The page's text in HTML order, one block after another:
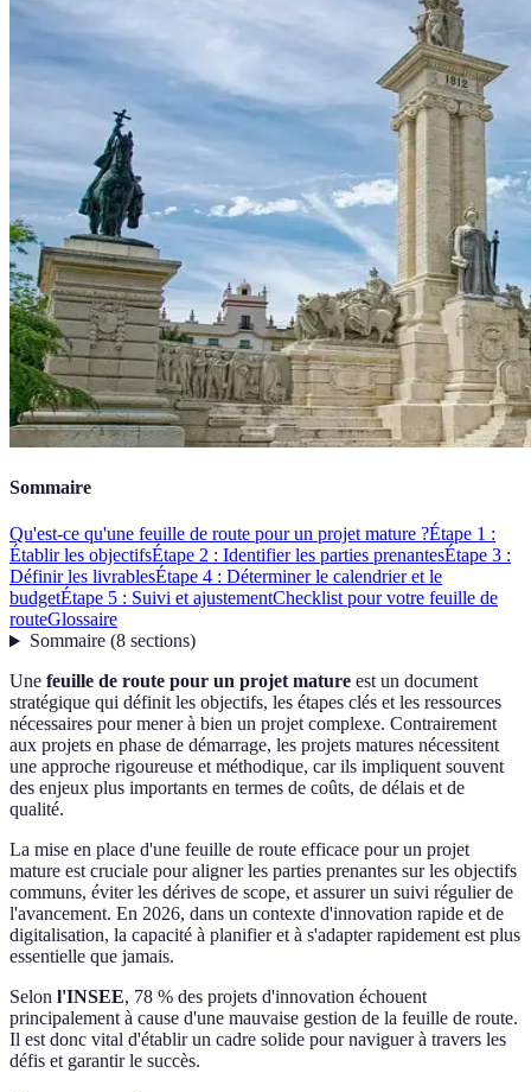
Sommaire
Qu'est-ce qu'une feuille de route pour un projet mature ?Étape 1 :
Établir les objectifsÉtape 2 : Identifier les parties prenantesÉtape 3 :
Définir les livrablesÉtape 4 : Déterminer le calendrier et le
budgetÉtape 5 : Suivi et ajustementChecklist pour votre feuille de
routeGlossaire
Sommaire(8 sections)
Une feuille de route pour un projet mature est un document
stratégique qui définit les objectifs, les étapes clés et les ressources
nécessaires pour mener à bien un projet complexe. Contrairement
aux projets en phase de démarrage, les projets matures nécessitent
une approche rigoureuse et méthodique, car ils impliquent souvent
des enjeux plus importants en termes de coûts, de délais et de
qualité.
La mise en place d'une feuille de route efficace pour un projet
mature est cruciale pour aligner les parties prenantes sur les objectifs
communs, éviter les dérives de scope, et assurer un suivi régulier de
l'avancement. En 2026, dans un contexte d'innovation rapide et de
digitalisation, la capacité à planifier et à s'adapter rapidement est plus
essentielle que jamais.
Selon l'INSEE, 78 % des projets d'innovation échouent
principalement à cause d'une mauvaise gestion de la feuille de route.
Il est donc vital d'établir un cadre solide pour naviguer à travers les
défis et garantir le succès.